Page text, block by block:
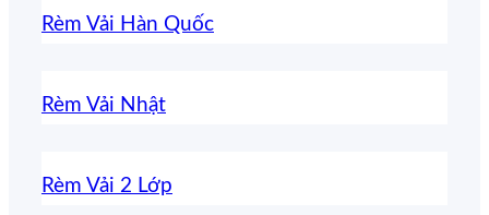
Rèm Vải Hàn Quốc
Rèm Vải Nhật
Rèm Vải 2 Lớp